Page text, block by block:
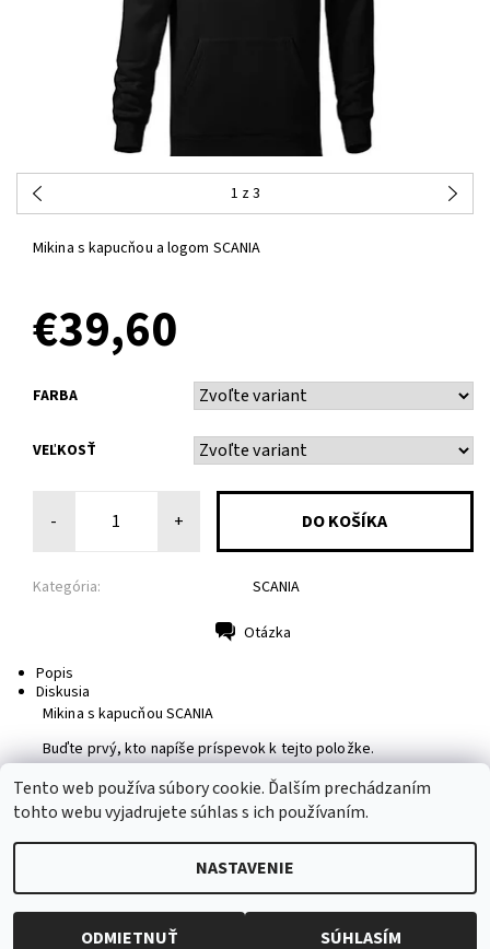
1 z 3
Mikina s kapucňou a logom SCANIA
€39,60
FARBA
VEĽKOSŤ
- +
Kategória: SCANIA
Otázka
Popis
Diskusia
Mikina s kapucňou SCANIA
Buďte prvý, kto napíše príspevok k tejto položke.
Pridať komentár
2026 © MotoShirt, všetky práva vyhradené
cookies
Tento web používa súbory cookie. Ďalším prechádzaním
tohto webu vyjadrujete súhlas s ich používaním.
NASTAVENIE
ODMIETNUŤ SÚHLASÍM